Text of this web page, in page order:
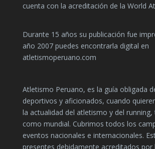
cuenta con la acreditación de la World
Durante 15 años su publicación fue
año 2007 puedes encontrarla digital en
atletismoperuano.com
Atletismo Peruano, es la guía obligada
deportivos y aficionados, cuando
la actualidad del atletismo y del
como mundial. Cubrimos todos los
eventos nacionales e internacionales.
presentes debidamente acreditados por